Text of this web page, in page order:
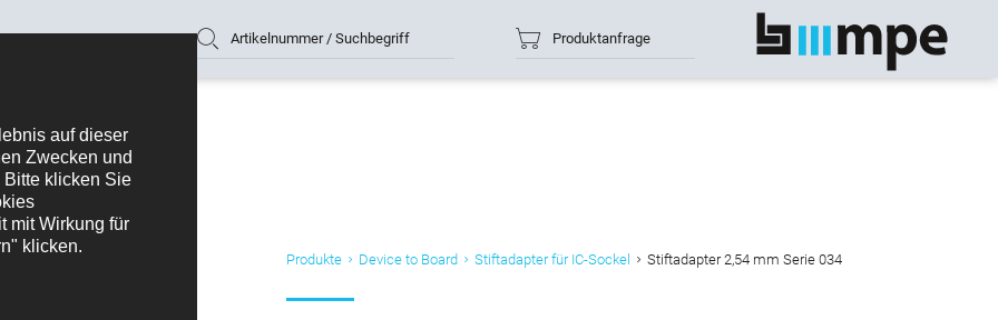
Artikelnummer / Suchbegriff Produktanfrage Alle anzeigen
Produkte Device to Board Stiftadapter für IC-Sockel Stiftadapter 2,54 mm Serie 034